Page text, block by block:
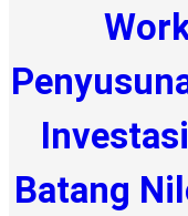
Batang